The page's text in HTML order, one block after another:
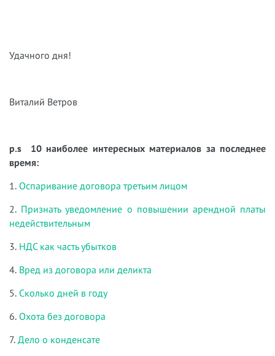
Удачного дня!
Виталий Ветров
p.s 10 наиболее интересных материалов за последнее
время:
1. Оспаривание договора третьим лицом
2. Признать уведомление о повышении арендной платы
недействительным
3. НДС как часть убытков
4. Вред из договора или деликта
5. Сколько дней в году
6. Охота без договора
7. Дело о конденсате